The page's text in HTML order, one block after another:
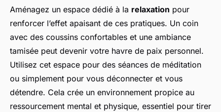
Aménagez un espace dédié à la relaxation pour
renforcer l’effet apaisant de ces pratiques. Un coin
avec des coussins confortables et une ambiance
tamisée peut devenir votre havre de paix personnel.
Utilisez cet espace pour des séances de méditation
ou simplement pour vous déconnecter et vous
détendre. Cela crée un environnement propice au
ressourcement mental et physique, essentiel pour tirer